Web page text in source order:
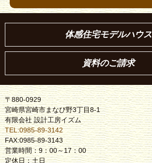
体感住宅モデルハウス
資料のご請求
〒880-0929
宮崎県宮崎市まなび野3丁目8-1
有限会社 設計工房イズム
TEL:0985-89-3142
FAX:0985-89-3143
営業時間：9：00～17：00
定休日：土日